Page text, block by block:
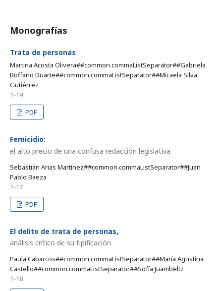
Monografías
Trata de personas
Martina Acosta Olivera##common.commaListSeparator##Gabriela
Boffano Duarte##common.commaListSeparator##Micaela Silva
Gutiérrez
1-19
PDF
Femicidio:
el alto precio de una confusa redacción legislativa
Sebastián Arias Martínez##common.commaListSeparator##Juan
Pablo Baeza
1-17
PDF
El delito de trata de personas,
análisis crítico de su tipificación
Paula Cabarcos##common.commaListSeparator##María Agustina
Castello##common.commaListSeparator##Sofía Juambeltz
1-18